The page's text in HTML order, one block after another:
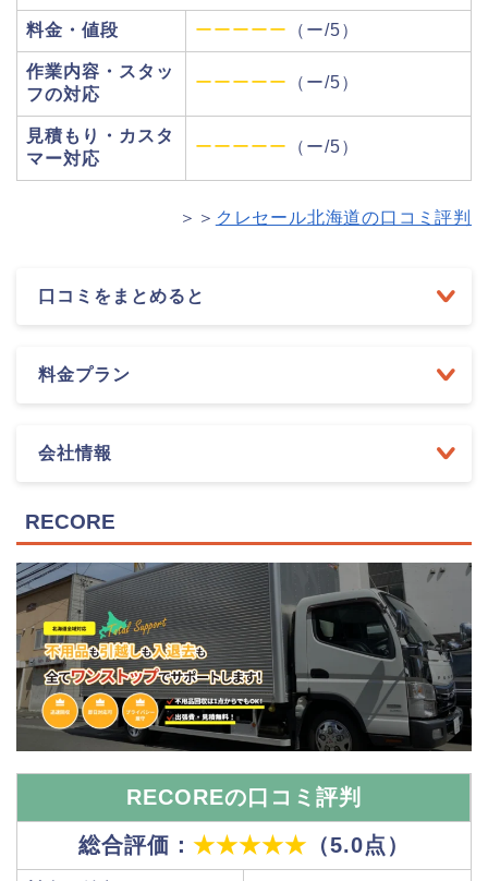
料金・値段 ーーーーー （ー/5）
作業内容・スタッ
フの対応
ーーーーー （ー/5）
見積もり・カスタ
マー対応
ーーーーー （ー/5）
＞＞ クレセール北海道の口コミ評判
口コミをまとめると
料金プラン
会社情報
RECORE
RECOREの口コミ評判
総合評価： ★★★★★ （5.0点）